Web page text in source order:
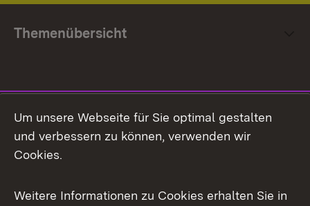
Themenübersicht
Facebook
X / Twitter
Um unsere Webseite für Sie optimal gestalten
und verbessern zu können, verwenden wir
Cookies.
Weitere Informationen zu Cookies erhalten Sie in